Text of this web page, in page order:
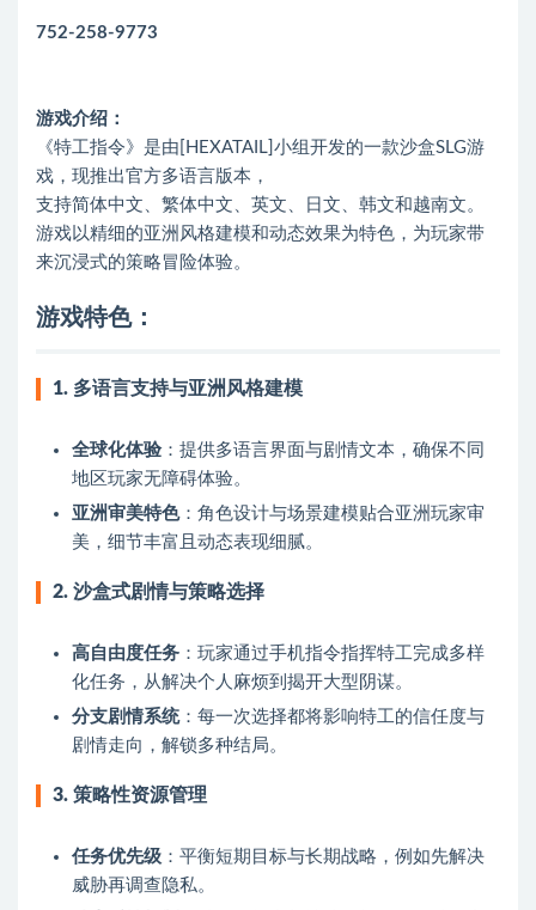
752-258-9773
游戏介绍：
《特工指令》是由[HEXATAIL]小组开发的一款沙盒SLG游
戏，现推出官方多语言版本，
支持简体中文、繁体中文、英文、日文、韩文和越南文。
游戏以精细的亚洲风格建模和动态效果为特色，为玩家带
来沉浸式的策略冒险体验。
游戏特色：
1. 多语言支持与亚洲风格建模
全球化体验：提供多语言界面与剧情文本，确保不同
地区玩家无障碍体验。
亚洲审美特色：角色设计与场景建模贴合亚洲玩家审
美，细节丰富且动态表现细腻。
2. 沙盒式剧情与策略选择
高自由度任务 ：玩家通过手机指令指挥特工完成多样
化任务，从解决个人麻烦到揭开大型阴谋。
分支剧情系统：每一次选择都将影响特工的信任度与
剧情走向，解锁多种结局。
3. 策略性资源管理
任务优先级 ：平衡短期目标与长期战略，例如先解决
威胁再调查隐私。